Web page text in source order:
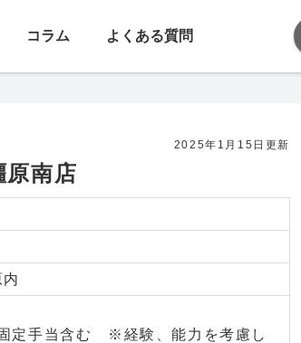
コラム よくある質問
2025年1月15日更新
原南店
定手当含む ※経験、能力を考慮し